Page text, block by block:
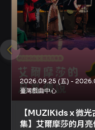
單至多可訂購 8
法於超商購買：
及有購買張數/次
超過 8 張的折扣
結帳頁面顯示之
不同取票方式請
分銷頁面資訊）
ibon、全家
票券需於超商支
至多可領取 8 張
幣 50 元郵資。
臺灣戲曲中心
【MUZIKids x 微光
集】艾爾摩莎的月